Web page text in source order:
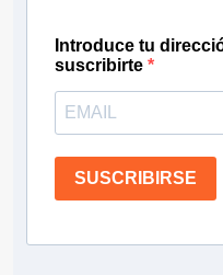
Introduce tu
suscribirte
SUSCRIBIRSE